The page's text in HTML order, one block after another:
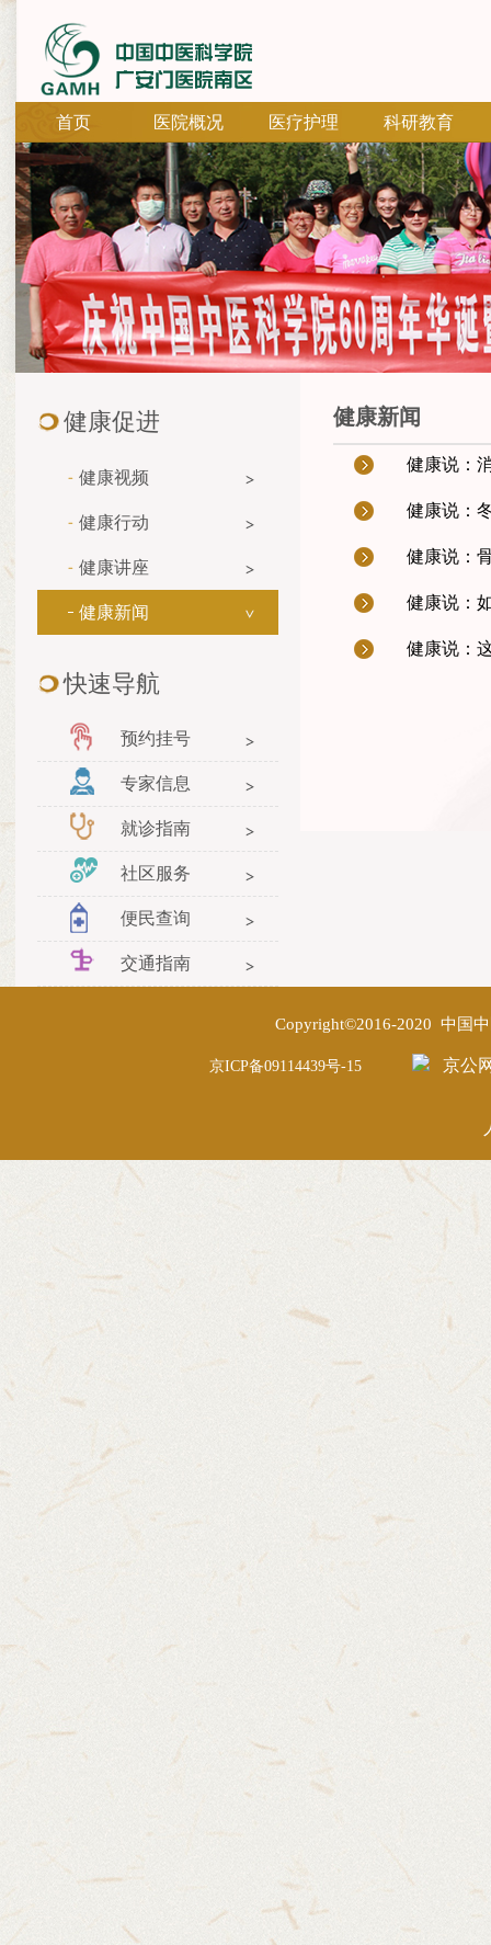
首页 医院概况 医疗护理 科研教育
健康促进
健康视频
健康行动
健康讲座
健康新闻
快速导航
预约挂号
专家信息
就诊指南
社区服务
便民查询
交通指南
健康新闻
健康说：
健康说：
健康说：
健康说：
健康说：
Copyright©2016-2020 中国
京ICP备09114439号-15 京公